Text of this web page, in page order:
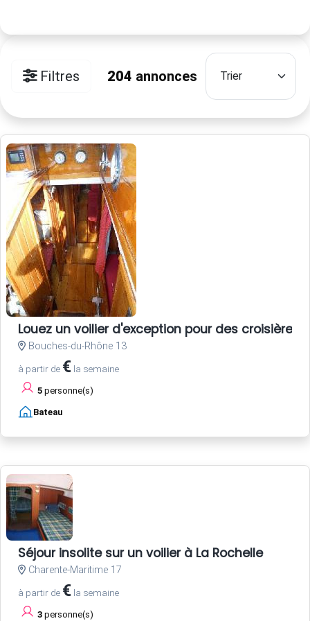
Filtres 204 annonces
Louez un voilier d'exception pour des croisières
Bouches-du-Rhône 13
à partir de € la semaine
5 personne(s)
Bateau
Séjour insolite sur un voilier à La Rochelle
Charente-Maritime 17
à partir de € la semaine
3 personne(s)